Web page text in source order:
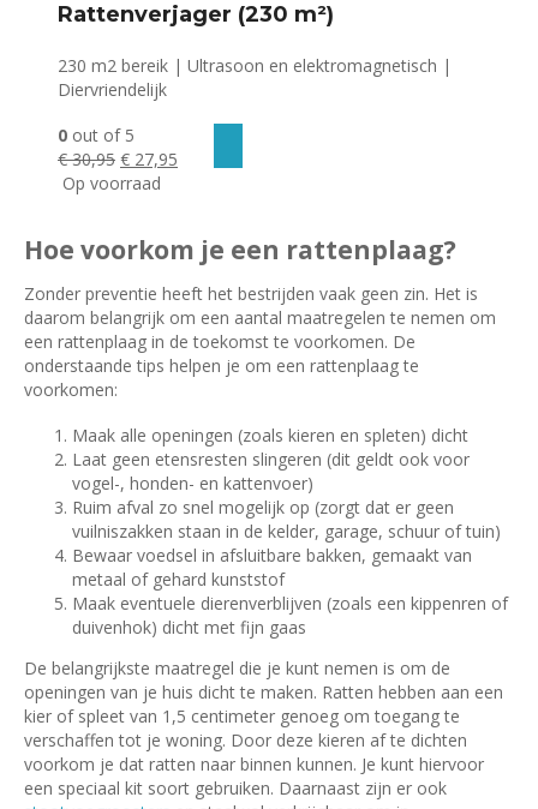
Rattenverjager (230 m²)
230 m2 bereik | Ultrasoon en elektromagnetisch |
Diervriendelijk
0 out of 5
€30,95 Oorspronkelijke
prijs
€ 27,95
Op voorraad
Hoe voorkom je een rattenplaag?
Zonder preventie heeft het bestrijden vaak geen zin. Het is
daarom belangrijk om een aantal maatregelen te nemen om
een rattenplaag in de toekomst te voorkomen. De
onderstaande tips helpen je om een rattenplaag te
voorkomen:
Maak alle openingen (zoals kieren en spleten) dicht
Laat geen etensresten slingeren (dit geldt ook voor
vogel-, honden- en kattenvoer)
Ruim afval zo snel mogelijk op (zorgt dat er geen
vuilniszakken staan in de kelder, garage, schuur of tuin)
Bewaar voedsel in afsluitbare bakken, gemaakt van
metaal of gehard kunststof
Maak eventuele dierenverblijven (zoals een kippenren of
duivenhok) dicht met fijn gaas
De belangrijkste maatregel die je kunt nemen is om de
openingen van je huis dicht te maken. Ratten hebben aan een
kier of spleet van 1,5 centimeter genoeg om toegang te
verschaffen tot je woning. Door deze kieren af te dichten
voorkom je dat ratten naar binnen kunnen. Je kunt hiervoor
een speciaal kit soort gebruiken. Daarnaast zijn er ook